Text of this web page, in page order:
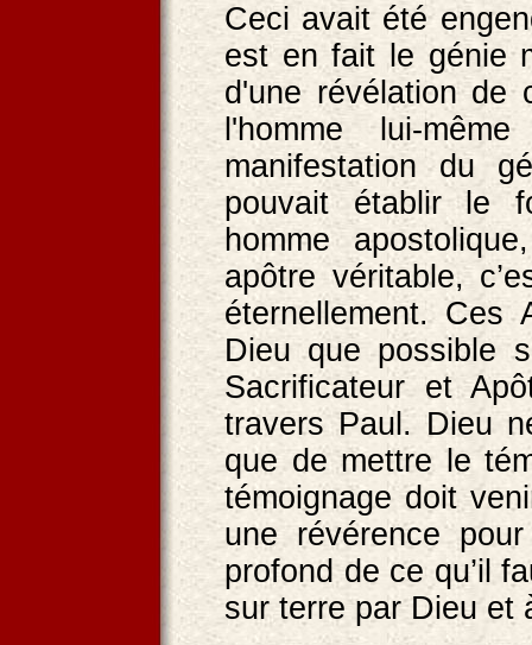
Ceci avait été
est en fait le génie
d'une révélation de
l'homme lui-
manifestation du
pouvait établir le
homme
apôtre véritable,
éternellement. Ces
Dieu que possible
Sacrificateur et
travers Paul. Dieu
que de mettre le
témoignage doit
une révérence
profond de ce qu’il
sur terre par Dieu et